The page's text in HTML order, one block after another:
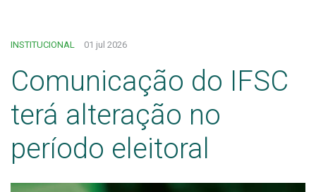
INSTITUCIONAL 01 jul 2026
Comunicação do IFSC
terá alteração no
período eleitoral